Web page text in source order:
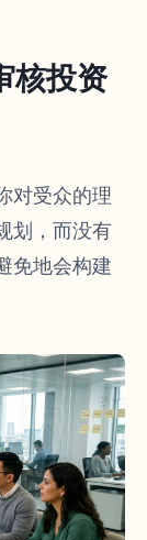
核投资
对受众的理
划，而没有
免地会构建